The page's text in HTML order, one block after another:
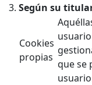
Según su
Cookies
propias
que se